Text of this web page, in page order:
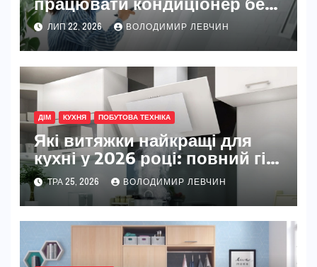
шкоди
ЛИП 22, 2026 ВОЛОДИМИР ЛЕВЧИН
ДІМ КУХНЯ ПОБУТОВА ТЕХНІКА
Які витяжки найкращі для
кухні у 2026 році: повний гід
вибору
ТРА 25, 2026 ВОЛОДИМИР ЛЕВЧИН